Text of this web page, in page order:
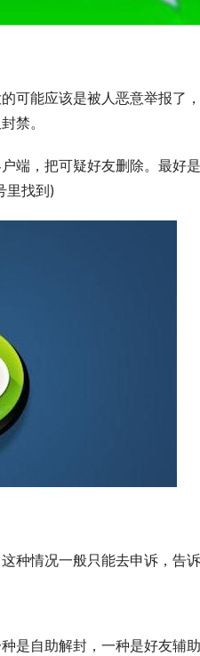
能应该是被人恶意举报了，
禁。
，把可疑好友删除。最好是
里找到)
情况一般只能去申诉，告诉
自助解封，一种是好友辅助